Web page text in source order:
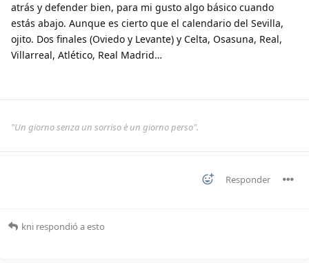
atrás y defender bien, para mi gusto algo básico cuando
estás abajo. Aunque es cierto que el calendario del Sevilla,
ojito. Dos finales (Oviedo y Levante) y Celta, Osasuna, Real,
Villarreal, Atlético, Real Madrid…
"Un giorno senza un sorriso è un giorno perso".
Responder
kni respondió a esto